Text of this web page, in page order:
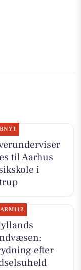
til Aarhus
i
efter